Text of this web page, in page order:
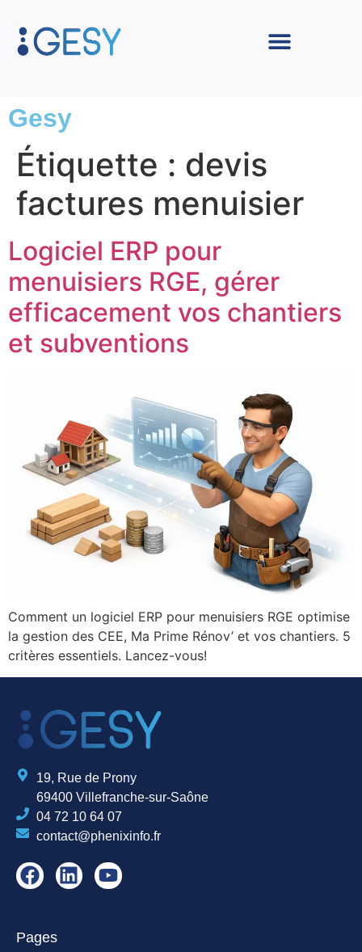
Gesy
Étiquette : devis
factures menuisier
Logiciel ERP pour
menuisiers RGE, gérer
efficacement vos chantiers
et subventions
Comment un logiciel ERP pour menuisiers RGE optimise
la gestion des CEE, Ma Prime Rénov’ et vos chantiers. 5
critères essentiels. Lancez-vous!
19, Rue de Prony
69400 Villefranche-sur-Saône
04 72 10 64 07
contact@phenixinfo.fr
Pages